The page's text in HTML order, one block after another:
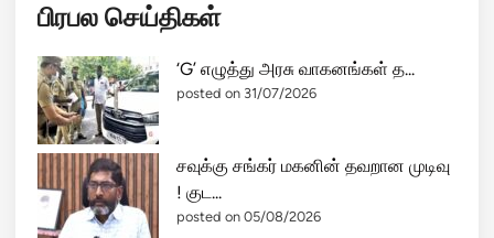
பெ
ண்
.
.
எ
ங்
கே
செ
ல்
பிரபல செய்திகள்
‘G’ எழுத்து அரசு வாகனங்கள் த...
posted on 31/07/2026
சவுக்கு சங்கர் மகனின் தவறான முடிவு
! குட...
posted on 05/08/2026